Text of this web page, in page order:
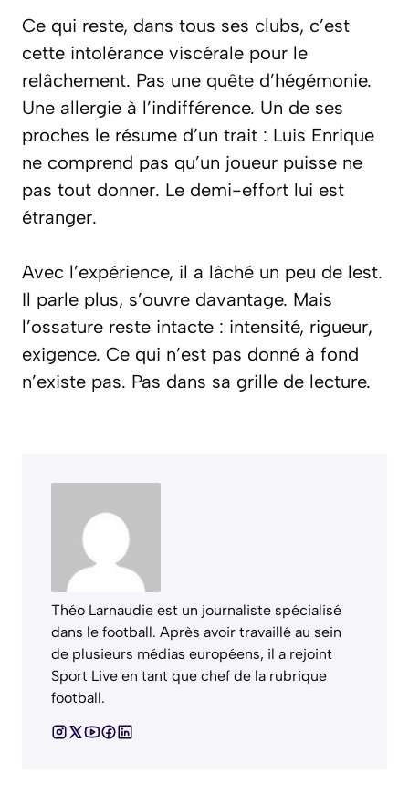
Ce qui reste, dans tous ses clubs, c’est
cette intolérance viscérale pour le
relâchement. Pas une quête d’hégémonie.
Une allergie à l’indifférence. Un de ses
proches le résume d’un trait : Luis Enrique
ne comprend pas qu’un joueur puisse ne
pas tout donner. Le demi-effort lui est
étranger.
Avec l’expérience, il a lâché un peu de lest.
Il parle plus, s’ouvre davantage. Mais
l’ossature reste intacte : intensité, rigueur,
exigence. Ce qui n’est pas donné à fond
n’existe pas. Pas dans sa grille de lecture.
Théo Larnaudie est un journaliste spécialisé
dans le football. Après avoir travaillé au sein
de plusieurs médias européens, il a rejoint
Sport Live en tant que chef de la rubrique
football.